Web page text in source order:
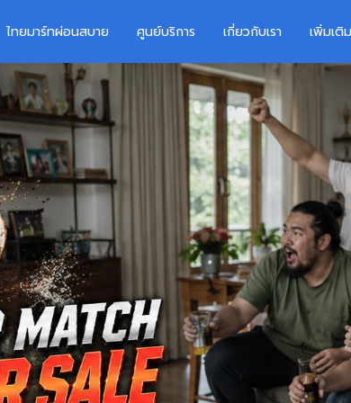
ไทยมาร์ทผ่อนสบาย ศูนย์บริการ เกี่ยวกับเรา เพิ่มเ